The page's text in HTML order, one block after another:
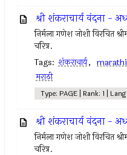
श्री शंकराचार्य वंदना -
निर्मला गणेश जोशी विरचित
चरित्र.
Tags: शंकराचार्य, marathi
मराठी
Type: PAGE | Rank: 1 |
श्री शंकराचार्य वंदना -
निर्मला गणेश जोशी विरचित
चरित्र.